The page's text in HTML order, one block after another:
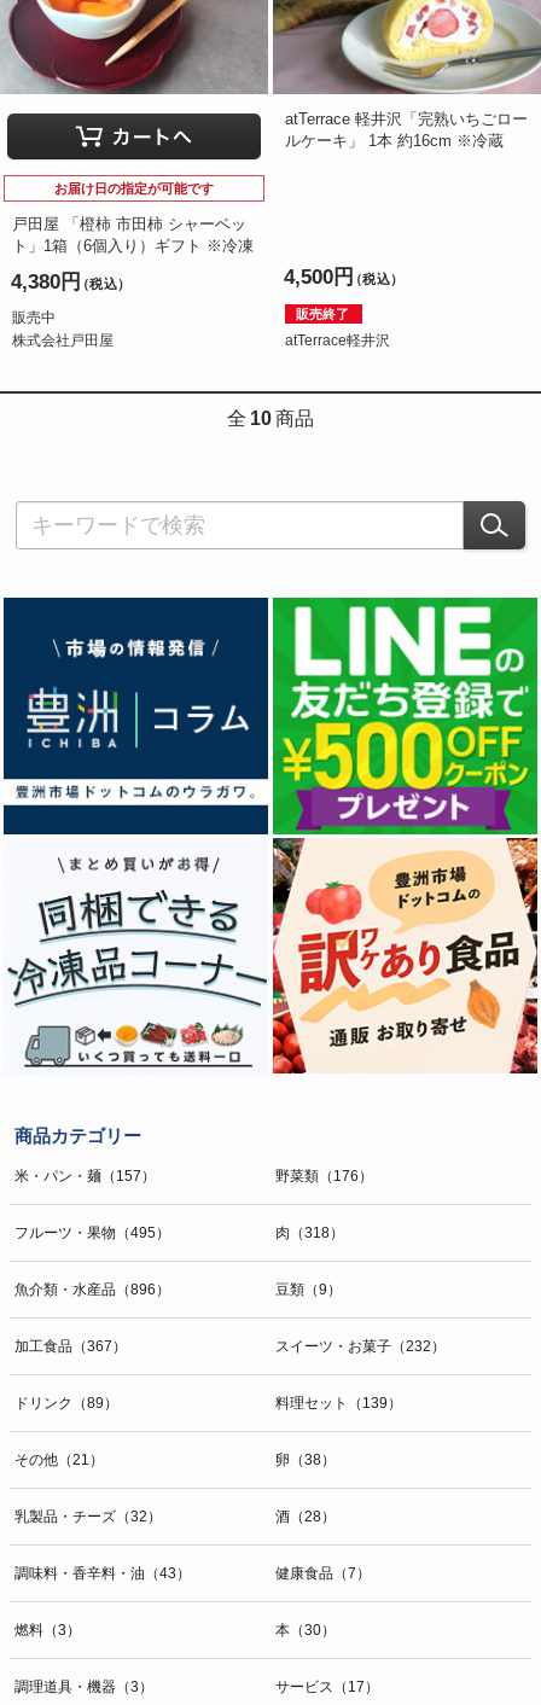
お届け日の指定が可能です
戸田屋 「橙柿 市田柿 シャーベッ
ト」1箱（6個入り）ギフト ※冷凍
4,380円（税込）
販売中
株式会社戸田屋
atTerrace 軽井沢「完熟いちごロー
ルケーキ」 1本 約16cm ※冷蔵
4,500円（税込）
販売終了
atTerrace軽井沢
全 10商品
商品カテゴリー
米・パン・麺（157） 野菜類（176）
フルーツ・果物（495） 肉（318）
魚介類・水産品（896） 豆類（9）
加工食品（367） スイーツ・お菓子（232）
ドリンク（89） 料理セット（139）
その他（21） 卵（38）
乳製品・チーズ（32） 酒（28）
調味料・香辛料・油（43） 健康食品（7）
燃料（3） 本（30）
調理道具・機器（3） サービス（17）